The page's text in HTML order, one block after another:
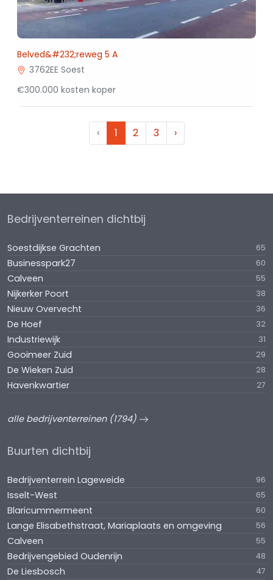
Belved&#232;reweg 5 A
3762EE Soest
€300.000 kosten koper
‹ 1 2 3 ›
Bedrijventerreinen dichtbij
Soestdijkse Grachten 65
Businesspark27 60
Calveen 55
Nijkerker Poort 38
Nieuw Overvecht 36
De Hoef 32
Industriewijk 31
Gooimeer Zuid 29
De Wieken Zuid 28
Havenkwartier 27
alle bedrijventerreinen (1794)
Buurten dichtbij
Bedrijventerrein Lageweide 96
Isselt-West 65
Blaricummermeent 60
Lange Elisabethstraat, Mariaplaats en omgeving 56
Calveen 55
Bedrijvengebied Oudenrijn 48
De Liesbosch 47